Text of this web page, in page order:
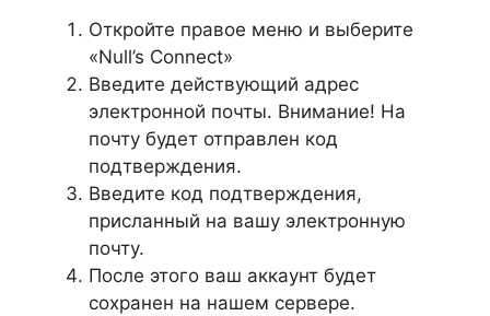
Откройте правое меню и выберите
«Null’s Connect»
Введите действующий адрес
электронной почты. Внимание! На
почту будет отправлен код
подтверждения.
Введите код подтверждения,
присланный на вашу электронную
почту.
После этого ваш аккаунт будет
сохранен на нашем сервере.